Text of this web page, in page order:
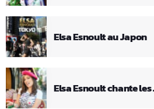
Elsa Esnoult au Japon
Elsa Esnoult chante